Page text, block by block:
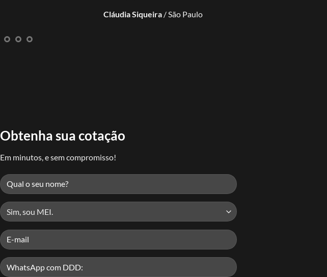
Cláudia Siqueira /São Paulo
Obtenha sua cotação
Em minutos, e sem compromisso!